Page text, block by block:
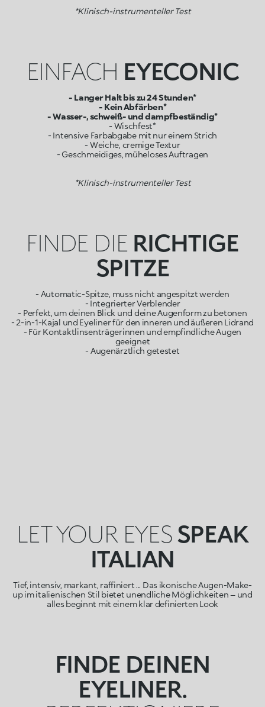
*Klinisch-instrumenteller Test
EINFACH EYECONIC
- Langer Halt bis zu 24 Stunden*
- Kein Abfärben*
- Wasser-, schweiß- und dampfbeständig*
- Wischfest*
- Intensive Farbabgabe mit nur einem Strich
- Weiche, cremige Textur
- Geschmeidiges, müheloses Auftragen
*Klinisch-instrumenteller Test
FINDE DIE RICHTIGE
SPITZE
- Automatic-Spitze, muss nicht angespitzt werden
- Integrierter Verblender
- Perfekt, um deinen Blick und deine Augenform zu betonen
- 2-in-1-Kajal und Eyeliner für den inneren und äußeren Lidrand
- Für Kontaktlinsenträgerinnen und empfindliche Augen
geeignet
- Augenärztlich getestet
LET YOUR EYESSPEAK
ITALIAN
Tief, intensiv, markant, raffiniert ... Das ikonische Augen-Make-
up im italienischen Stil bietet unendliche Möglichkeiten – und
alles beginnt mit einem klar definierten Look
FINDE DEINEN
EYELINER.